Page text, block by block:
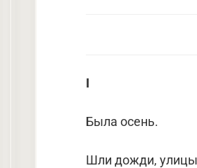
I
Была осень.
Шли дожди,